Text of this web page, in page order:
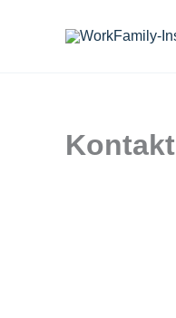
Kontakt